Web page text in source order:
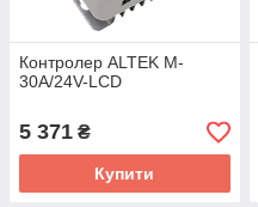
Контролер ALTEK M-
30А/24V-LCD
5 371 ₴
Купити